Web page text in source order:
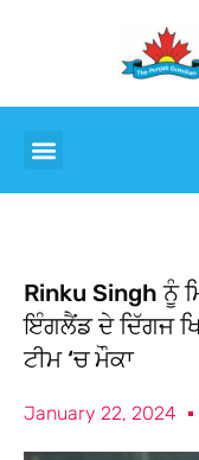
Rinku Singh ਨੂੰ
ਇੰਗਲੈਂਡ ਦੇ ਦਿੱਗਜ
ਟੀਮ ‘ਚ ਮੌਕਾ
January 22, 2024